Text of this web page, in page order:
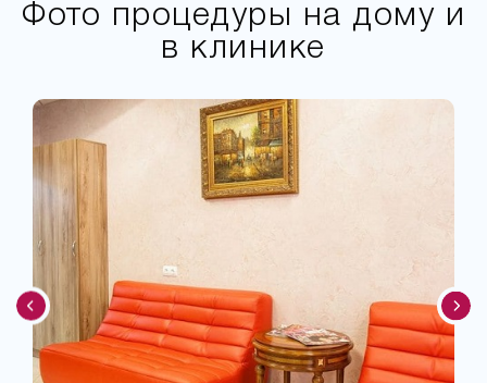
Фото процедуры на дому и
в клинике